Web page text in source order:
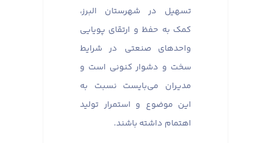
تسهیل در شهرستان البرز،
کمک به حفظ و ارتقای پویایی
واحدهای صنعتی در شرایط
سخت و دشوار کنونی است و
مدیران می‌بایست نسبت به
این موضوع و استمرار تولید
اهتمام داشته باشند.